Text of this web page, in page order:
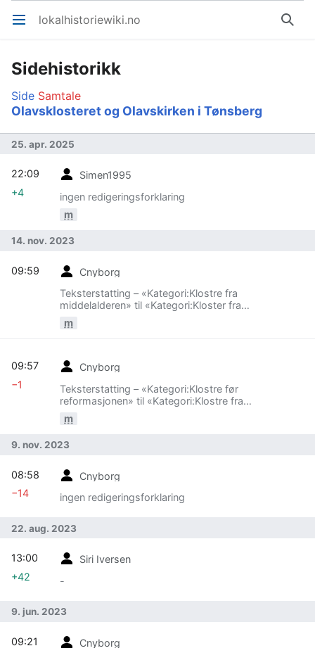
Åpne hovedmenyen lokalhistoriewiki.no Søk
Sidehistorikk
Side Samtale
Olavsklosteret og Olavskirken i Tønsberg
25. apr. 2025
Simen1995
ingen redigeringsforklaring
m
22:09
+4
14. nov. 2023
Cnyborg
Teksterstatting – «Kategori:Klostre fra
middelalderen» til «Kategori:Kloster fra
m
09:59
Cnyborg
Teksterstatting – «Kategori:Klostre før
reformasjonen» til «Kategori:Klostre fra
m
09:57
−1
9. nov. 2023
Cnyborg
ingen redigeringsforklaring
08:58
−14
22. aug. 2023
Siri Iversen
-
13:00
+42
9. jun. 2023
Cnyborg
09:21